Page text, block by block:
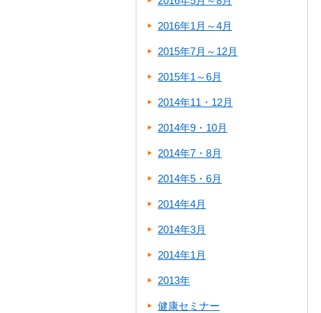
2016年1月～4月
2015年7月～12月
2015年1～6月
2014年11・12月
2014年9・10月
2014年7・8月
2014年5・6月
2014年4月
2014年3月
2014年1月
2013年
健康セミナー